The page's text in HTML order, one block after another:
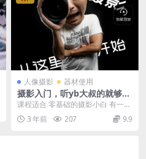
人像摄影 器材使用
摄影入门，听yb大叔的就够了
_ yb大叔
课程适合 零基础的摄影小白 有一定
碎片化摄影知识但无法融会贯通的
人 喜欢旅行，喜...
3 年前 207 9.9